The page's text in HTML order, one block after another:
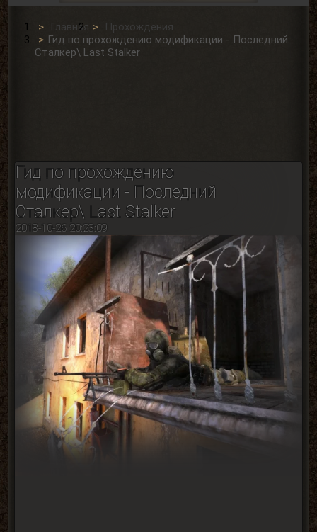
Главная
Прохождения
Гид по прохождению модификации - Последний
Сталкер\ Last Stalker
Гид по прохождению
модификации - Последний
Сталкер\ Last Stalker
2018-10-26 20:23:09